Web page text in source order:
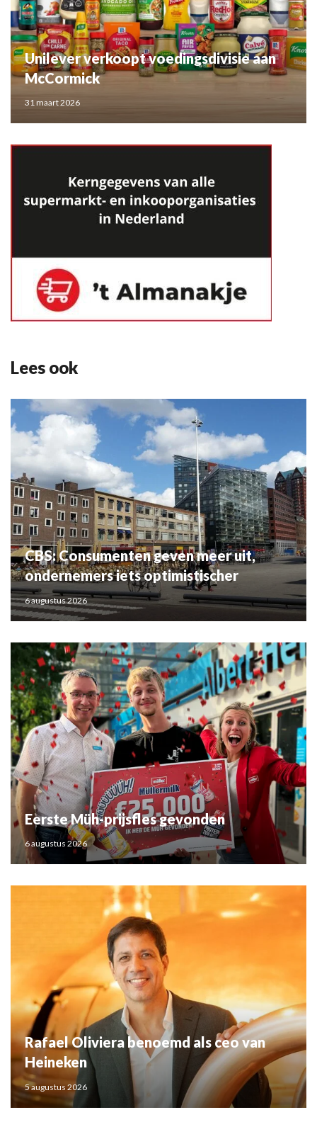
Unilever verkoopt voedingsdivisie aan
McCormick
31 maart 2026
Lees ook
CBS: Consumenten geven meer uit,
ondernemers iets optimistischer
6 augustus 2026
Eerste Müh-prijsfles gevonden
6 augustus 2026
Rafael Oliviera benoemd als ceo van
Heineken
5 augustus 2026